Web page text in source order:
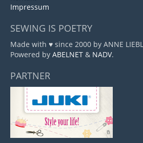
Impressum
SEWING IS POETRY
Made with ♥ since 2000 by ANNE
Powered by ABELNET & NADV.
PARTNER